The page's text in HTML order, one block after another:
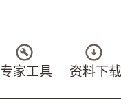
专家工具 资料下载